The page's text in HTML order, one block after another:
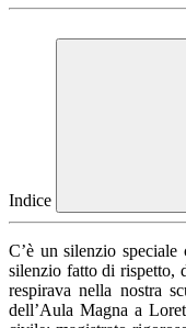
Indice
C’è un silenzio
silenzio fatto di rispetto,
respirava nella nostra
dell’Aula Magna a